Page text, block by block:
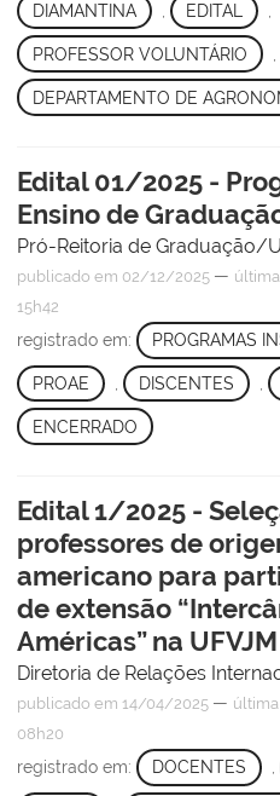
DIAMANTINA EDITAL
PROFESSOR VOLUNTÁRIO
DEPARTAMENTO DE
Edital 01/2025 -
Ensino de
Pró-Reitoria de Graduação/
publicado em 02/12/2025 —
15h42
registrado em: PROGRAMAS
PROAE DISCENTES
ENCERRADO
Edital 1/2025 -
professores de
americano para
de extensão
Américas” na UFVJM
Diretoria de Relações
publicado em 14/04/2025 —
08h20
registrado em: DOCENTES ,